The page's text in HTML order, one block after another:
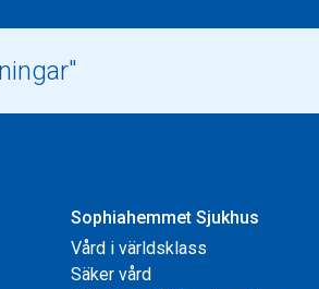
Sophiahemmet Sjukhus
Vård i världsklass
Säker vård